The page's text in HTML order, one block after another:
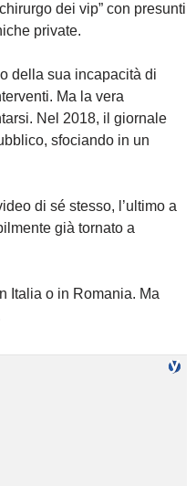
dei vip” con presunti
private.
della sua incapacità di
Ma la vera
Nel 2018, il giornale
sfociando in un
di sé stesso, l’ultimo a
già tornato a
Italia o in Romania. Ma